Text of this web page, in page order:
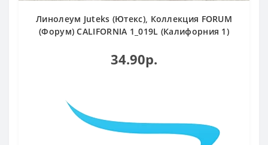
Линолеум Juteks (Ютекс), Коллекция FORUM
(Форум) CALIFORNIA 1_019L (Калифорния 1)
34.90р.